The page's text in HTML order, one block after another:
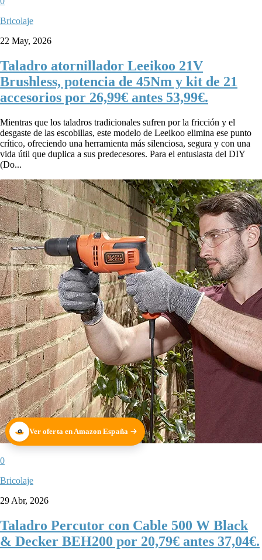
Bricolaje
22 May, 2026
Taladro atornillador Leeikoo 21V
Brushless, potencia de 45Nm y kit de 21
accesorios por 26,99€ antes 53,99€.
Mientras que los taladros tradicionales sufren por la fricción y el
desgaste de las escobillas, este modelo de Leeikoo elimina ese punto
crítico, ofreciendo una herramienta más silenciosa, segura y con una
vida útil que duplica a sus predecesores. Para el entusiasta del DIY
(Do...
Ver oferta en Amazon España
0
Bricolaje
29 Abr, 2026
Taladro Percutor con Cable 500 W Black
& Decker BEH200 por 20,79€ antes 37,04€.